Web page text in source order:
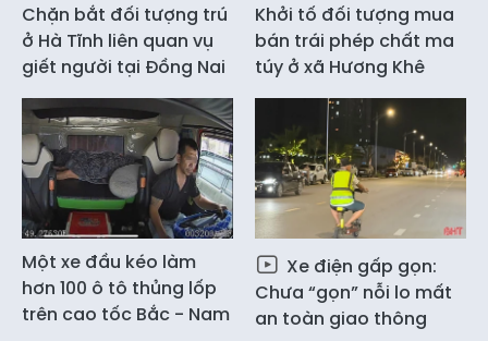
Chặn bắt đối tượng trú
ở Hà Tĩnh liên quan vụ
giết người tại Đồng Nai
Khởi tố đối tượng mua
bán trái phép chất ma
túy ở xã Hương Khê
Một xe đầu kéo làm
hơn 100 ô tô thủng lốp
trên cao tốc Bắc - Nam
Xe điện gấp gọn:
Chưa “gọn” nỗi lo mất
an toàn giao thông